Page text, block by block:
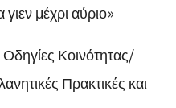
μέχρι αύριο»
Κοινότητας/
Πρακτικές και